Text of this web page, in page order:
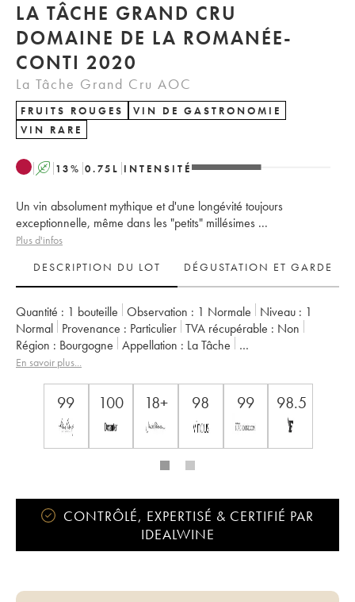
LA TÂCHE GRAND CRU
DOMAINE DE LA ROMANÉE-
CONTI 2020
La Tâche Grand Cru AOC
FRUITS ROUGES
VIN DE GASTRONOMIE
VIN RARE
A 13% 0.75 L INTENSITÉ
Un vin absolument mythique et d'une longévité toujours
exceptionnelle, même dans les "petits" millésimes ...
Plus d'infos
DESCRIPTION DU LOT
DÉGUSTATION ET GARDE
Quantité : 1 bouteille Observation : 1 Normale Niveau : 1
Normal
Provenance : particulier TVA récupérable :
non
Région :
Bourgogne Appellation : La Tâche
Classement :
En savoir plus...
99 100 18+ 98 99 98.5
CONTRÔLÉ, EXPERTISÉ & CERTIFIÉ PAR
IDEALWINE